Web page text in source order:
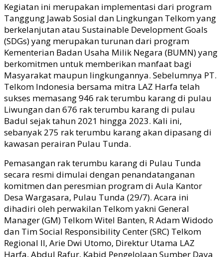
Kegiatan ini merupakan implementasi dari program
Tanggung Jawab Sosial dan Lingkungan Telkom yang
berkelanjutan atau Sustainable Development Goals
(SDGs) yang merupakan turunan dari program
Kementerian Badan Usaha Milik Negara (BUMN) yang
berkomitmen untuk memberikan manfaat bagi
Masyarakat maupun lingkungannya. Sebelumnya PT.
Telkom Indonesia bersama mitra LAZ Harfa telah
sukses memasang 946 rak terumbu karang di pulau
Liwungan dan 676 rak terumbu karang di pulau
Badul sejak tahun 2021 hingga 2023. Kali ini,
sebanyak 275 rak terumbu karang akan dipasang di
kawasan perairan Pulau Tunda.
Pemasangan rak terumbu karang di Pulau Tunda
secara resmi dimulai dengan penandatanganan
komitmen dan peresmian program di Aula Kantor
Desa Wargasara, Pulau Tunda (29/7). Acara ini
dihadiri oleh perwakilan Telkom yakni General
Manager (GM) Telkom Witel Banten, R Adam Widodo
dan Tim Social Responsibility Center (SRC) Telkom
Regional II, Arie Dwi Utomo, Direktur Utama LAZ
Harfa, Abdul Rafur, Kabid Pengelolaan Sumber Daya